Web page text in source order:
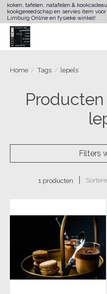
koken, tafelen, natafelen &
kookgereedschap en servies item
Limburg Online en fysieke winkel!
Home / Tags / lepels
Filters
1 producten